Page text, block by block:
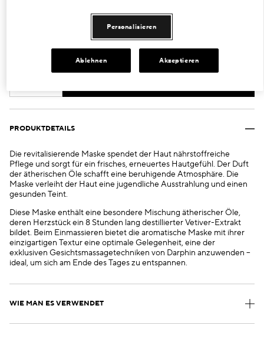
PRODUKTDETAILS
Die revitalisierende Maske spendet der Haut nährstoffreiche
Pflege und sorgt für ein frisches, erneuertes Hautgefühl. Der Duft
der ätherischen Öle schafft eine beruhigende Atmosphäre. Die
Maske verleiht der Haut eine jugendliche Ausstrahlung und einen
gesunden Teint.
Diese Maske enthält eine besondere Mischung ätherischer Öle,
deren Herzstück ein 8 Stunden lang destillierter Vetiver-Extrakt
bildet. Beim Einmassieren bietet die aromatische Maske mit ihrer
einzigartigen Textur eine optimale Gelegenheit, eine der
exklusiven Gesichtsmassagetechniken von Darphin anzuwenden –
ideal, um sich am Ende des Tages zu entspannen.
WIE MAN ES VERWENDET
Personalisieren
Ablehnen Akzeptieren